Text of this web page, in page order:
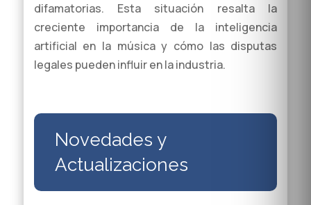
difamatorias. Esta situación resalta la
creciente importancia de la inteligencia
artificial en la música y cómo las disputas
legales pueden influir en la industria.
Novedades y
Actualizaciones